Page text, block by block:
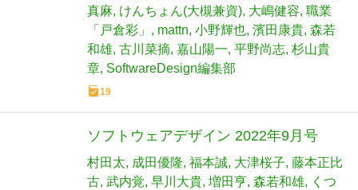
真麻 けんちょん(大槻兼資) 大嶋健容 職業
「戸倉彩」
mattn 小野輝也 濱田康貴 森若
和雄 古川菜摘 嘉山陽一 平野尚志 杉山貴
章 SoftwareDesign編集部
19
ソフトウェアデザイン 2022年9月号
村田太 成田優隆 福本誠 大津桜子 藤本正比
古 武内覚 早川大貴 増田亨 森若和雄
くつ